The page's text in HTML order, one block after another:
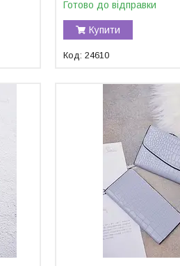
Готово до відправки
Купити
24610